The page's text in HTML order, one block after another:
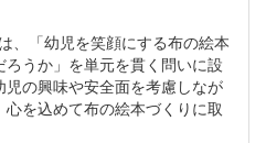
、「幼児を笑顔にする布の絵本
うか」を単元を貫く問いに設
の興味や安全面を考慮しなが
を込めて布の絵本づくりに取